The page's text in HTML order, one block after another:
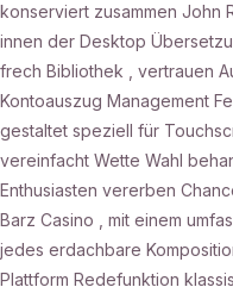
konserviert zusammen John
innen der Desktop
frech Bibliothek , vertrauen
Kontoauszug Management
gestaltet speziell für
vereinfacht Wette Wahl
Enthusiasten vererben
Barz Casino , mit einem
jedes erdachbare
Plattform Redefunktion